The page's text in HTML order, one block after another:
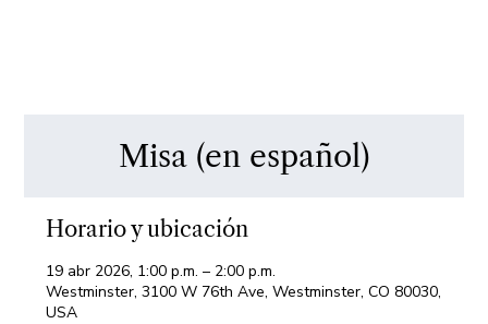
Misa (en español)
Horario y ubicación
19 abr 2026, 1:00 p.m. – 2:00 p.m.
Westminster, 3100 W 76th Ave, Westminster, CO 80030,
USA